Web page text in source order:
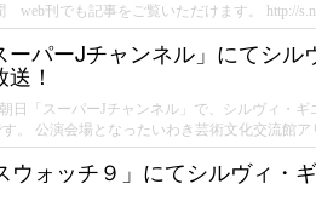
web刊でも記事をご覧いただけます。 http://
ーパーJチャンネル」にてシ
！
日「スーパーJチャンネル」で、シルヴィ・
。 公演会場となったいわき芸術文化交流館
ウォッチ９」にてシルヴィ・